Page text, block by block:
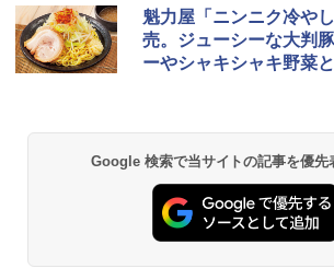
1
ブラックニッカ ニッ
ー4000ml ブラックニ
キー 【日本 アサヒ
お得 4リットル
角瓶 2700ml サントリ
イボール 大容量
1
チキンラーメン どん
食品 インスタント カ
￥1,939
【公式】ブタメン と
麺 小腹 インスタント
ーリングストック 大
パニー
￥1,288
1
【セット買い】[山善]
レンジ 25L 一人暮ら
ットテーブル スチー
ー19種搭載 角皿付き
￥30,280
2
シャープ 過熱水蒸気
魁力屋「ニンニク冷や
売。ジューシーな大判
ーやシャキシャキ野菜
Google 検索で当サイトの記事を優先